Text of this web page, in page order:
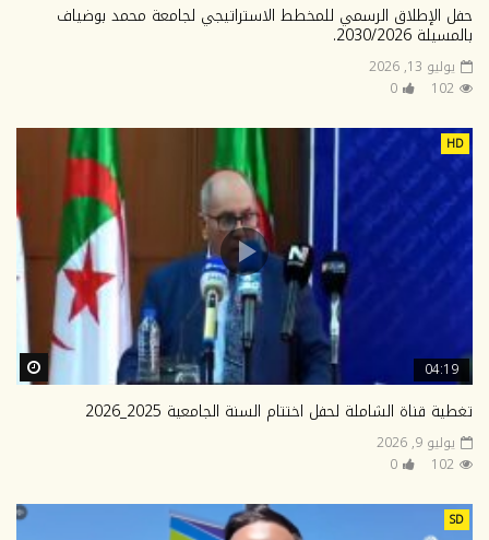
حفل الإطلاق الرسمي للمخطط الاستراتيجي لجامعة محمد بوضياف
بالمسيلة 2030/2026.
يوليو 13, 2026
102
0
HD
04:19
تغطية قناة الشاملة لحفل اختتام السنة الجامعية 2025_2026
يوليو 9, 2026
102
0
SD